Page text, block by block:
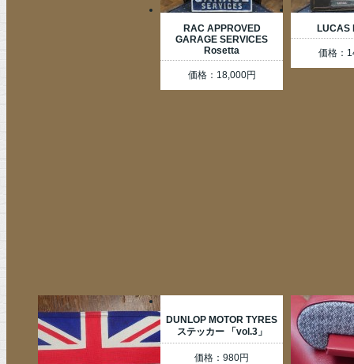
RAC APPROVED
GARAGE SERVICES
Rosetta
価格：18,000円
LUCAS
価格：
DUNLOP MOTOR TYRES
ステッカー 「vol.3」
価格：980円